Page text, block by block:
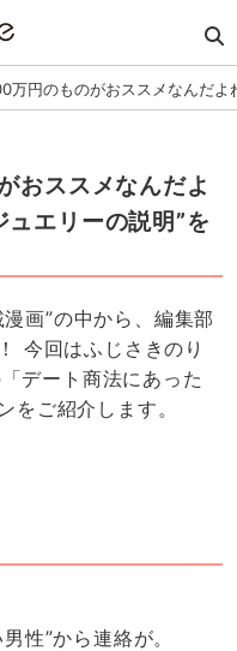
万円のものがおススメなんだ
おススメなんだよ
エリーの説明”を
画”の中から、編集部
今回はふじさきのり
デート商法にあった
をご紹介します。
性”から連絡が。